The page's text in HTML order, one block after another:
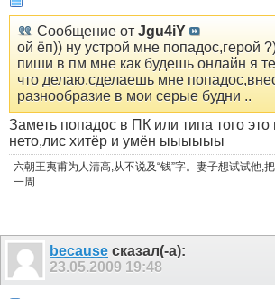
Сообщение от Jgu4iY
ой ёп)) ну устрой мне попадос,герой
пиши в пм мне как будешь онлайн я
что делаю,сделаешь мне
разнообразие в мои серые будни ..
Заметь попадос в ПК или типа того это
нето,лис хитёр и умён ыыыыыы
六朝王夷甫为人清高,从不说及“钱”字。妻子想试试他,
一周
because сказал(-а):
23.05.2009 19:48